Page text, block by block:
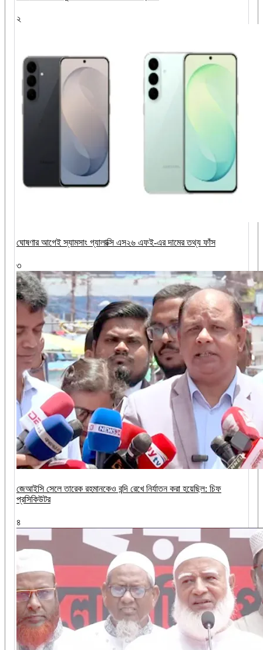
২
ঘোষণার আগেই স্যামসাং গ্যালাক্সি এস২৬ এফই-এর দামের তথ্য ফাঁস
৩
জেআইসি সেলে তারেক রহমানকেও বন্দি রেখে নির্যাতন করা হয়েছিল: চিফ
প্রসিকিউটর
৪